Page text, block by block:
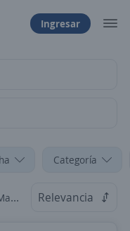
Ingresar
Categoría
Relevancia